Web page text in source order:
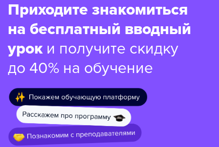
Приходите знакомиться
на бесплатный вводный
уроки получите скидку
до 40% на обучение